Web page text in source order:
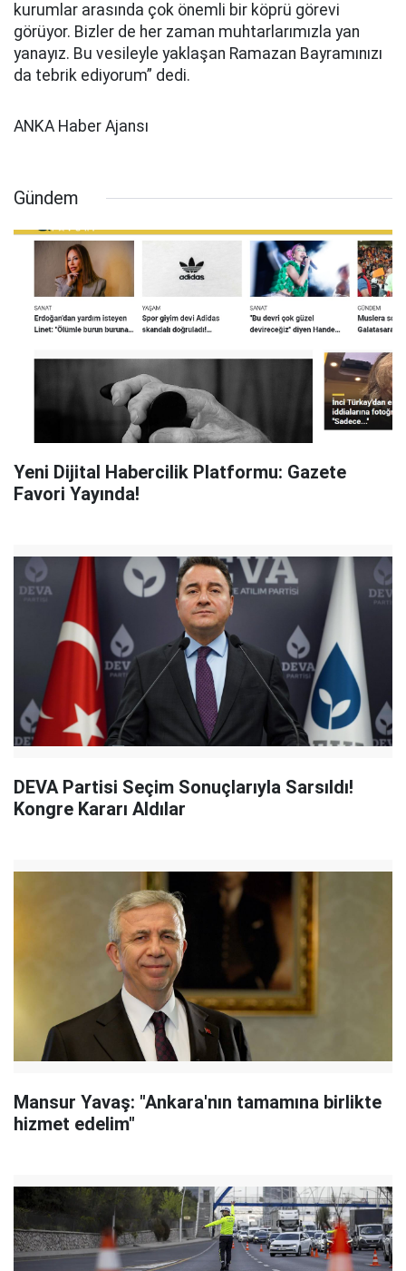
kurumlar arasında çok önemli bir köprü görevi
görüyor. Bizler de her zaman muhtarlarımızla yan
yanayız. Bu vesileyle yaklaşan Ramazan Bayramınızı
da tebrik ediyorum” dedi.
ANKA Haber Ajansı
Gündem
Yeni Dijital Habercilik Platformu: Gazete
Favori Yayında!
DEVA Partisi Seçim Sonuçlarıyla Sarsıldı!
Kongre Kararı Aldılar
Mansur Yavaş: "Ankara'nın tamamına birlikte
hizmet edelim"